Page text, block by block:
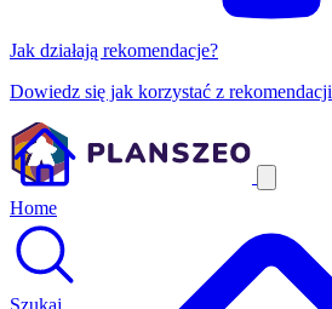
Jak działają rekomendacje?
Dowiedz się jak korzystać z rekomendacji
Home
Szukaj